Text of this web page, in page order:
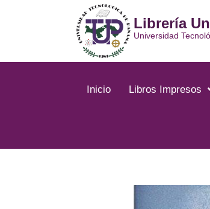
Librería
Universidad
Inicio Libros Impresos